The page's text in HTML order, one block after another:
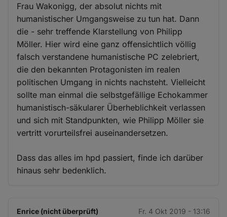
Frau Wakonigg, der absolut nichts mit
humanistischer Umgangsweise zu tun hat. Dann
die - sehr treffende Klarstellung von Philipp
Möller. Hier wird eine ganz offensichtlich völlig
falsch verstandene humanistische PC zelebriert,
die den bekannten Protagonisten im realen
politischen Umgang in nichts nachsteht. Vielleicht
sollte man einmal die selbstgefällige Echokammer
humanistisch-säkularer Überheblichkeit verlassen
und sich mit Standpunkten, wie Philipp Möller sie
vertritt vorurteilsfrei auseinandersetzen.
Dass das alles im hpd passiert, finde ich darüber
hinaus sehr bedenklich.
Enrice (nicht überprüft) Fr. 4 Okt 2019 - 13:16